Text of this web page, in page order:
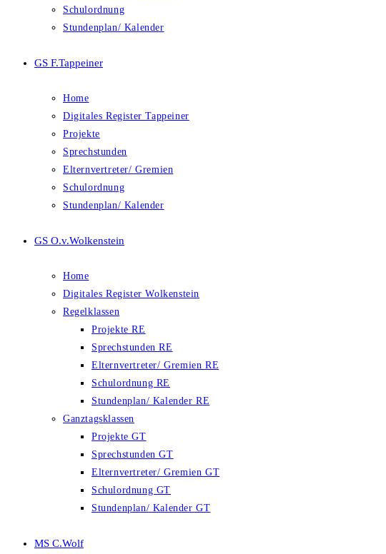
Schulordnung
Stundenplan/ Kalender
GS F.Tappeiner
Home
Digitales Register Tappeiner
Projekte
Sprechstunden
Elternvertreter/ Gremien
Schulordnung
Stundenplan/ Kalender
GS O.v.Wolkenstein
Home
Digitales Register Wolkenstein
Regelklassen
Projekte RE
Sprechstunden RE
Elternvertreter/ Gremien RE
Schulordnung RE
Stundenplan/ Kalender RE
Ganztagsklassen
Projekte GT
Sprechstunden GT
Elternvertreter/ Gremien GT
Schulordnung GT
Stundenplan/ Kalender GT
MS C.Wolf